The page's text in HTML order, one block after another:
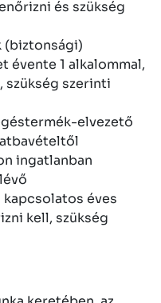
és szükség
(biztonsági)
évente 1 alkalommal,
szükség szerinti
elvezető
ingatlanban
éves
kell, szükség